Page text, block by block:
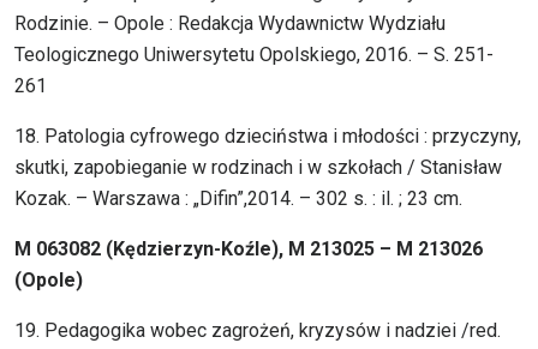
Rodzinie. – Opole : Redakcja Wydawnictw Wydziału
Teologicznego Uniwersytetu Opolskiego, 2016. – S. 251-
261
18. Patologia cyfrowego dzieciństwa i młodości : przyczyny,
skutki, zapobieganie w rodzinach i w szkołach / Stanisław
Kozak. – Warszawa : „Difin”,2014. – 302 s. : il. ; 23 cm.
M 063082 (Kędzierzyn-Koźle), M 213025 – M 213026
(Opole)
19. Pedagogika wobec zagrożeń, kryzysów i nadziei /red.